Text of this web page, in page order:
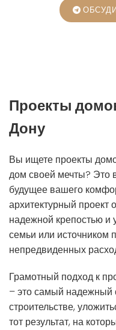
Проекты
Дону
Вы ищете проекты
дом своей мечты? Это
будущее вашего
архитектурный проект
надежной крепостью
семьи или источником
непредвиденных
Грамотный подход к
– это самый надежный
строительстве,
тот результат, на